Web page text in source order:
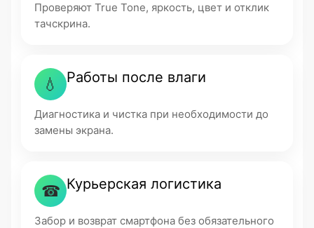
Проверяют True Tone, яркость, цвет и отклик
тачскрина.
💧 Работы после влаги
Диагностика и чистка при необходимости до
замены экрана.
☎ Курьерская логистика
Забор и возврат смартфона без обязательного